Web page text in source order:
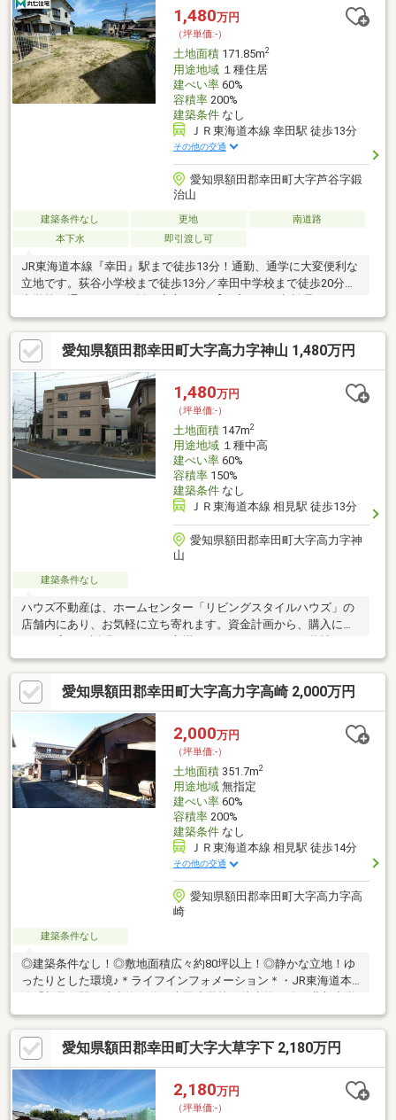
分・三ヶ根クリニックまで徒歩約16分・スーパーセンターオーク
ワ 幸田店まで徒歩約27分・ドミー幸田店まで徒歩約38分
1,480万円
（坪単価:-）
土地面積171.85m2
用途地域１種住居
建ぺい率60%
容積率200%
建築条件なし
ＪＲ東海道本線 幸田駅 徒歩13分
その他の交通
愛知県額田郡幸田町大字芦谷字鍛
治山
建築条件なし 更地
南道路
本下水
即引渡し可
JR東海道本線『幸田』駅まで徒歩13分！通勤、通学に大変便利な
立地です。荻谷小学校まで徒歩13分／幸田中学校まで徒歩20分小
中学校も通いやすい距離で安心です♪【住宅ローン相談承りま
す！！】・無料で住宅ローン仮審査をしてみませんか？お客様に
合った金融機関をご紹介いたします。【建築会社のご紹介ができ
ます！！】・大手ハウスメーカーから地元の工務店まで、様々な
建築会社をご紹介できます！お客様の物件のご希望条件をお聞か
せ下さい！大切なお住まいの物件情報だけではなく、それぞれの
お客様に合った返済方法や金融機関のご紹介も承ります！どんな
ことでもお気軽にご相談ください！
愛知県額田郡幸田町大字高力字神山 1,480万円
1,480万円
（坪単価:-）
土地面積147m2
用途地域１種中高
建ぺい率60%
容積率150%
建築条件なし
ＪＲ東海道本線 相見駅 徒歩13分
愛知県額田郡幸田町大字高力字神
山
建築条件なし
ハウズ不動産は、ホームセンター「リビングスタイルハウズ」の
店舗内にあり、お気軽に立ち寄れます。資金計画から、購入につ
自然素材をたっぷり使ったリフォーム、おうち時間を楽しむガー
デン、一枚板の家具、雑貨の販売等、住まいに関するご要望をワ
ンストップで対応できます。まずはお気軽にご相談ください。
愛知県額田郡幸田町大字高力字高崎 2,000万円
2,000万円
（坪単価:-）
土地面積351.7m2
用途地域無指定
建ぺい率60%
容積率200%
建築条件なし
ＪＲ東海道本線 相見駅 徒歩14分
その他の交通
愛知県額田郡幸田町大字高力字高
崎
建築条件なし
◎建築条件なし！◎敷地面積広々約80坪以上！◎静かな立地！ゆ
ったりとした環境♪＊ライフインフォメーション＊・JR東海道本
校：徒歩約5分・セブンイレブン幸田高力店：徒歩約4分・ヤマダ
デンキ テックランド幸田店：徒歩約9分・ファッションセンター
しまむら幸田店：徒歩約10分・あいみこどもクリニック：徒歩約
9分・スギ薬局 幸田相見店：徒歩約10分・あいみ歯科：徒歩約10
分・MAXバリュー カメリアガーデン幸田：徒歩約11分
愛知県額田郡幸田町大字大草字下 2,180万円
2,180万円
（坪単価:-）